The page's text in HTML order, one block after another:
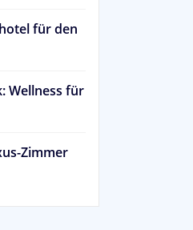
für den
Wellness für
Zimmer